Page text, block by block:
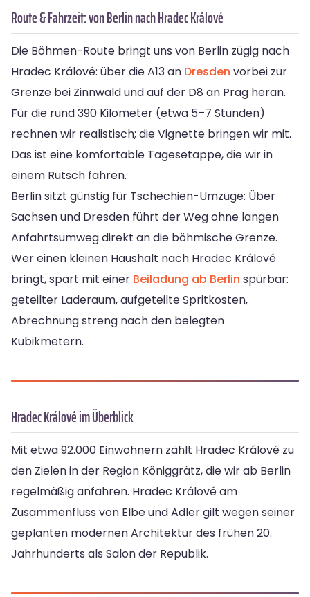
Route & Fahrzeit: von Berlin nach Hradec Králové
Die Böhmen-Route bringt uns von Berlin zügig nach
Hradec Králové: über die A13 an Dresden vorbei zur
Grenze bei Zinnwald und auf der D8 an Prag heran.
Für die rund 390 Kilometer (etwa 5–7 Stunden)
rechnen wir realistisch; die Vignette bringen wir mit.
Das ist eine komfortable Tagesetappe, die wir in
einem Rutsch fahren.
Berlin sitzt günstig für Tschechien-Umzüge: Über
Sachsen und Dresden führt der Weg ohne langen
Anfahrtsumweg direkt an die böhmische Grenze.
Wer einen kleinen Haushalt nach Hradec Králové
bringt, spart mit einer Beiladung ab Berlin spürbar:
geteilter Laderaum, aufgeteilte Spritkosten,
Abrechnung streng nach den belegten
Kubikmetern.
Hradec Králové im Überblick
Mit etwa 92.000 Einwohnern zählt Hradec Králové zu
den Zielen in der Region Königgrätz, die wir ab Berlin
regelmäßig anfahren. Hradec Králové am
Zusammenfluss von Elbe und Adler gilt wegen seiner
geplanten modernen Architektur des frühen 20.
Jahrhunderts als Salon der Republik.